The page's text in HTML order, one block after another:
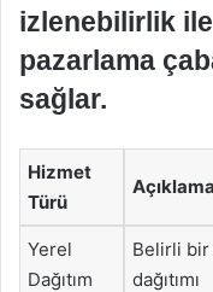
izlenebilirlik
pazarlama
sağlar.
Hizmet
Türü
Açıklama
Yerel
Dağıtım
Belirli
dağıtımı